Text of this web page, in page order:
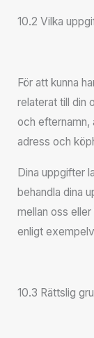
10.2 Vilka
För att kunna
relaterat till din
och
adress och
Dina uppgifter
behandla dina
mellan oss
enligt
10.3 Rättslig